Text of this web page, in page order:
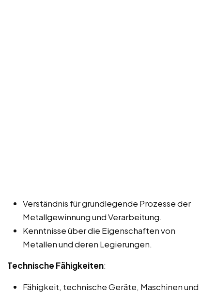
Verständnis für grundlegende Prozesse der
Metallgewinnung und Verarbeitung.
Kenntnisse über die Eigenschaften von
Metallen und deren Legierungen.
Technische Fähigkeiten:
Fähigkeit, technische Geräte, Maschinen und